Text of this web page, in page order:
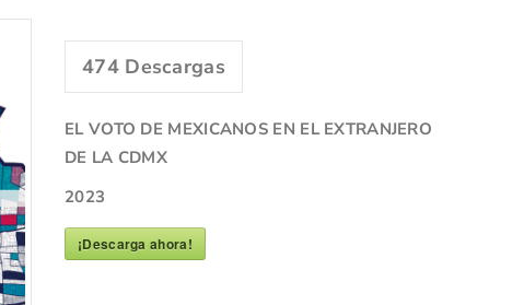
474Descargas
EL VOTO DE MEXICANOS EN EL EXTRANJERO
DE LA CDMX
2023
¡Descarga ahora!